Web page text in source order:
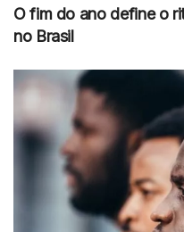
O fim do ano define o
no Brasil